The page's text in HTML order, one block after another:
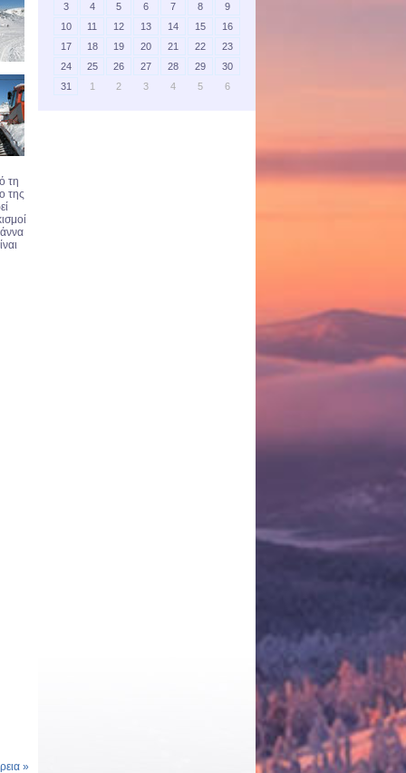
τη
της
»
3
4 5 6 7 8
9
10
11 12 13 14 15
16
17
18 19 20 21 22
23
24
25 26 27 28 29
30
31
1 2 3 4 5 6